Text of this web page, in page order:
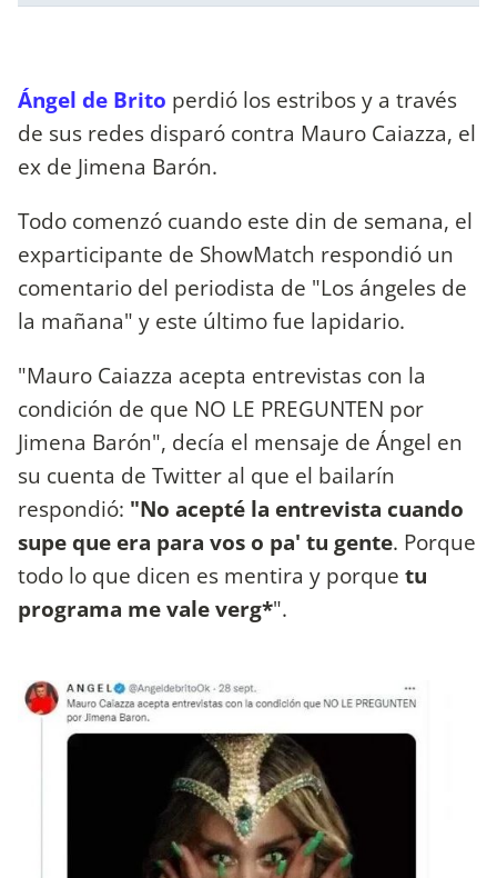
Ángel de Brito perdió los estribos y a través
de sus redes disparó contra Mauro Caiazza, el
ex de Jimena Barón.
Todo comenzó cuando este din de semana, el
exparticipante de ShowMatch respondió un
comentario del periodista de "Los ángeles de
la mañana" y este último fue lapidario.
"Mauro Caiazza acepta entrevistas con la
condición de que NO LE PREGUNTEN por
Jimena Barón", decía el mensaje de Ángel en
su cuenta de Twitter al que el bailarín
respondió: "No acepté la entrevista cuando
supe que era para vos o pa' tu gente. Porque
todo lo que dicen es mentira y porque tu
programa me vale verg*".